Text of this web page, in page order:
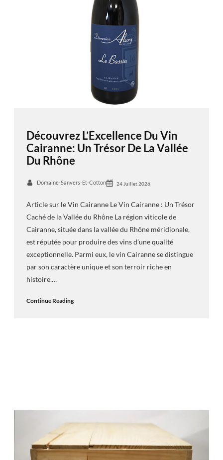
Découvrez L’Excellence Du Vin
Cairanne: Un Trésor De La Vallée
Du Rhône
Domaine-Sanvers-Et-Cotton 24 Juillet 2026
Article sur le Vin Cairanne Le Vin Cairanne : Un Trésor
Caché de la Vallée du Rhône La région viticole de
Cairanne, située dans la vallée du Rhône méridionale,
est réputée pour produire des vins d’une qualité
exceptionnelle. Parmi eux, le vin Cairanne se distingue
par son caractère unique et son terroir riche en
histoire.…
Continue Reading